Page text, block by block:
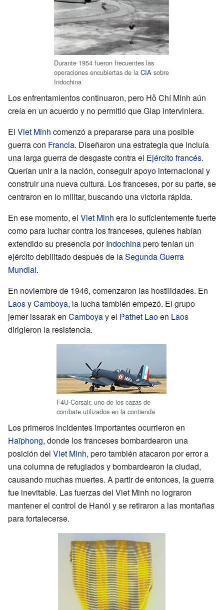
Durante 1954 fueron frecuentes las
operaciones encubiertas de la CIA sobre
Indochina
Los enfrentamientos continuaron, pero Hồ Chí Minh aún
creía en un acuerdo y no permitió que Giap interviniera.
El Viet Minh comenzó a prepararse para una posible
guerra con Francia. Diseñaron una estrategia que incluía
una larga guerra de desgaste contra el Ejército francés.
Querían unir a la nación, conseguir apoyo internacional y
construir una nueva cultura. Los franceses, por su parte, se
centraron en lo militar, buscando una victoria rápida.
En ese momento, el Viet Minh era lo suficientemente fuerte
como para luchar contra los franceses, quienes habían
extendido su presencia porIndochinapero tenían un
ejército debilitado después de laSegunda Guerra
Mundial.
En noviembre de 1946, comenzaron las hostilidades. En
LaosyCamboya, la lucha también empezó. El grupo
jemer issarak en Camboyay el Pathet Laoen Laos
dirigieron la resistencia.
F4U-Corsair, uno de los cazas de
combate utilizados en la contienda
Los primeros incidentes importantes ocurrieron en
Haïphong, donde los franceses bombardearon una
posición del Viet Minh, pero también atacaron por error a
una columna de refugiados y bombardearon la ciudad,
causando muchas muertes. A partir de entonces, la guerra
fue inevitable. Las fuerzas del Viet Minh no lograron
mantener el control de Hanói y se retiraron a las montañas
para fortalecerse.